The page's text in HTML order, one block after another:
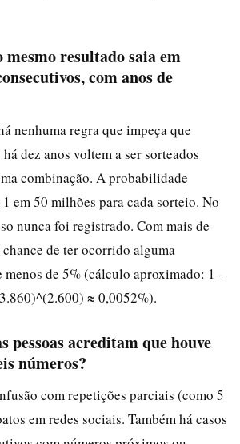
mesmo resultado saia em
com anos de
nenhuma regra que impeça que
dez anos voltem a ser sorteados
combinação. A probabilidade
em 50 milhões para cada sorteio. No
nunca foi registrado. Com mais de
de ter ocorrido alguma
menos de 5% (cálculo aproximado: 1 -
≈ 0,0052%).
pessoas acreditam que houve
números?
com repetições parciais (como 5
em redes sociais. Também há casos